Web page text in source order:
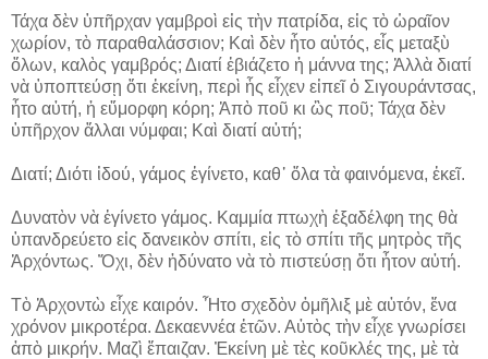
Τάχα δὲν ὑπῆρχαν γαμβροὶ εἰς τὴν πατρίδα, εἰς τὸ ὡραῖον
χωρίον, τὸ παραθαλάσσιον; Καὶ δὲν ἦτο αὐτός, εἷς μεταξὺ
ὅλων, καλὸς γαμβρός; Διατί ἐβιάζετο ἡ μάννα της; Ἀλλὰ διατί
νὰ ὑποπτεύσῃ ὅτι ἐκείνη, περὶ ἧς εἶχεν εἰπεῖ ὁ Σιγουράντσας,
ἦτο αὐτή, ἡ εὔμορφη κόρη; Ἀπὸ ποῦ κι ὣς ποῦ; Τάχα δὲν
ὑπῆρχον ἄλλαι νύμφαι; Καὶ διατί αὐτή;
Διατί; Διότι ἰδού, γάμος ἐγίνετο, καθ᾽ ὅλα τὰ φαινόμενα, ἐκεῖ.
Δυνατὸν νὰ ἐγίνετο γάμος. Καμμία πτωχὴ ἐξαδέλφη της θὰ
ὑπανδρεύετο εἰς δανεικὸν σπίτι, εἰς τὸ σπίτι τῆς μητρὸς τῆς
Ἀρχόντως. Ὄχι, δὲν ἠδύνατο νὰ τὸ πιστεύσῃ ὅτι ἦτον αὐτή.
Τὸ Ἀρχοντὼ εἶχε καιρόν. Ἦτο σχεδὸν ὁμῆλιξ μὲ αὐτόν, ἕνα
χρόνον μικροτέρα. Δεκαεννέα ἐτῶν. Αὐτὸς τὴν εἶχε γνωρίσει
ἀπὸ μικρήν. Μαζὶ ἔπαιζαν. Ἐκείνη μὲ τὲς κοῦκλές της, μὲ τὰ